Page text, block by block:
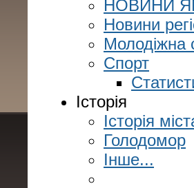
НОВИНИ
Новини
Молодіжна
Спорт
Історія
Історія
Голодомор
Інше...